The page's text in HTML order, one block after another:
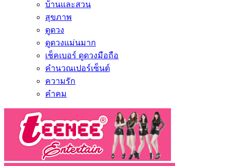
บ้านและสวน
สุขภาพ
ดูดวง
ดูดวงแม่นมาก
เช็คเบอร์ ดูดวงมือถือ
คำนวณเปอร์เซ็นต์
ความรัก
คำคม